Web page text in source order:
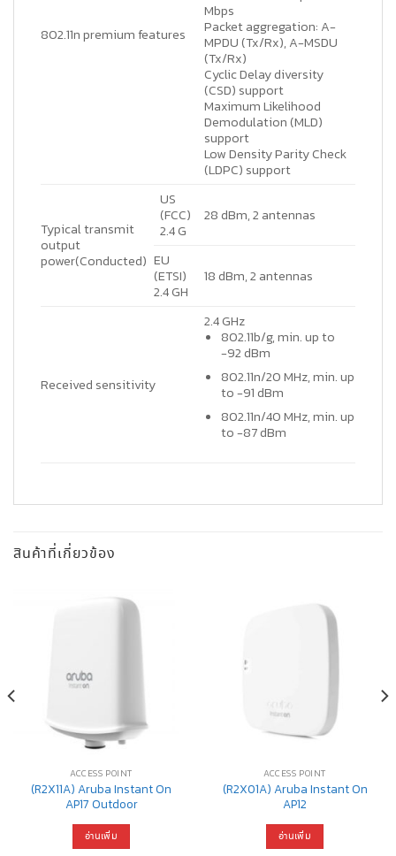
802.11n premium features
Mbps
Packet aggregation: A-
MPDU (Tx/Rx), A-MSDU
(Tx/Rx)
Cyclic Delay diversity
(CSD) support
Maximum Likelihood
Demodulation (MLD)
support
Low Density Parity Check
(LDPC) support
Typical transmit
output
power(Conducted)
US
(FCC)
2.4 G
28 dBm, 2 antennas
EU
(ETSI)
2.4 GH
18 dBm, 2 antennas
Received sensitivity
2.4 GHz
802.11b/g, min. up to
-92 dBm
802.11n/20 MHz, min. up
to -91 dBm
802.11n/40 MHz, min. up
to -87 dBm
สินค้าที่เกี่ยวข้อง
ACCESS​ POINT
(R2X11A) Aruba Instant On
AP17 Outdoor
อ่านเพิ่ม
ACCESS​ POINT
(R2X01A) Aruba Instant On
AP12
อ่านเพิ่ม